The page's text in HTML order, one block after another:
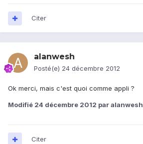
Citer
alanwesh
Posté(e) 24 décembre 2012
Ok merci, mais c'est quoi comme appli ?
Modifié 24 décembre 2012 par alanwesh
Citer